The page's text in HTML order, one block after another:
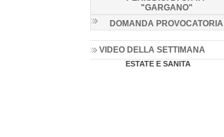
"GARGANO"
DOMANDA PROVOCATORIA
VIDEO DELLA SETTIMANA
ESTATE E SANITA